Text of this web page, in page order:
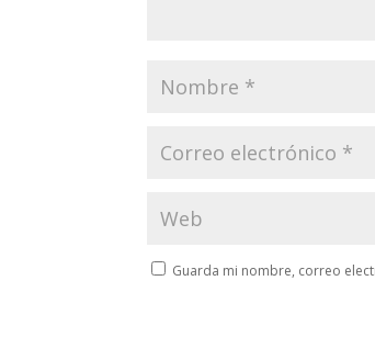
Guarda mi nombre, correo